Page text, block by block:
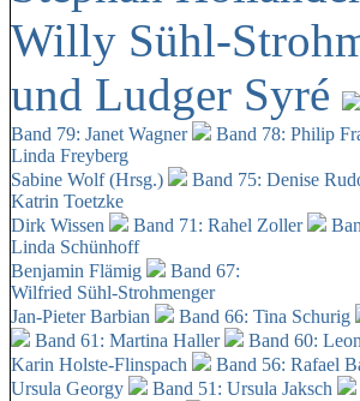
Willy Sühl-
und Ludger Syré
Band 79: Janet Wagner Band 78: Philip
Linda Freyberg
Sabine Wolf (Hrsg.)
Band 75: Denise
Katrin Toetzke
Dirk Wissen
Band 71: Rahel Zoller
Linda Schünhoff
Benjamin Flämig
Band 67:
Wilfried Sühl-Strohmenger
Jan-Pieter Barbian
Band 66: Tina Schurig
Band 61: Martina Haller
Band 60:
Karin Holste-Flinspach
Band 56: Rafael
Ursula Georgy
Band 51: Ursula Jaksch